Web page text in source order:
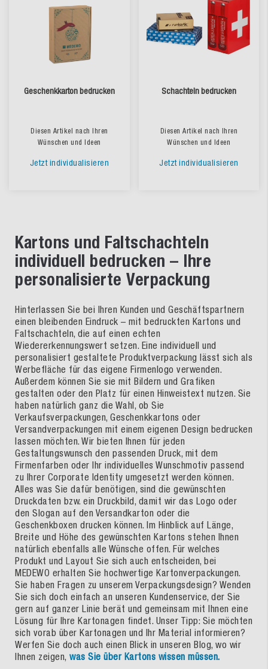
Geschenkkarton bedrucken
Diesen Artikel nach Ihren
Wünschen und Ideen
Jetzt individualisieren
Schachteln bedrucken
Diesen Artikel nach Ihren
Wünschen und Ideen
Jetzt individualisieren
Kartons und Faltschachteln
individuell bedrucken – Ihre
personalisierte Verpackung
Hinterlassen Sie bei Ihren Kunden und Geschäftspartnern
einen bleibenden Eindruck – mit bedruckten Kartons und
Faltschachteln, die auf einen echten
Wiedererkennungswert setzen. Eine individuell und
personalisiert gestaltete Produktverpackung lässt sich als
Werbefläche für das eigene Firmenlogo verwenden.
Außerdem können Sie sie mit Bildern und Grafiken
gestalten oder den Platz für einen Hinweistext nutzen. Sie
haben natürlich ganz die Wahl, ob Sie
Verkaufsverpackungen, Geschenkkartons oder
Versandverpackungen mit einem eigenen Design bedrucken
lassen möchten. Wir bieten Ihnen für jeden
Gestaltungswunsch den passenden Druck, mit dem
Firmenfarben oder Ihr individuelles Wunschmotiv passend
zu Ihrer Corporate Identity umgesetzt werden können.
Alles was Sie dafür benötigen, sind die gewünschten
Druckdaten bzw. ein Druckbild, damit wir das Logo oder
den Slogan auf den Versandkarton oder die
Geschenkboxen drucken können. Im Hinblick auf Länge,
Breite und Höhe des gewünschten Kartons stehen Ihnen
natürlich ebenfalls alle Wünsche offen. Für welches
Produkt und Layout Sie sich auch entscheiden, bei
MEDEWO erhalten Sie hochwertige Kartonverpackungen.
Sie haben Fragen zu unserem Verpackungsdesign? Wenden
Sie sich doch einfach an unseren Kundenservice, der Sie
gern auf ganzer Linie berät und gemeinsam mit Ihnen eine
Lösung für Ihre Kartonagen findet. Unser Tipp: Sie möchten
sich vorab über Kartonagen und Ihr Material informieren?
Werfen Sie doch auch einen Blick in unseren Blog, wo wir
Ihnen zeigen, was Sie über Kartons wissen müssen.